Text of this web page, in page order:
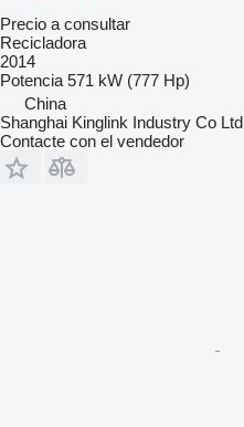
Precio a consultar
Recicladora
2014
Potencia 571 kW (777 Hp)
China
Shanghai Kinglink Industry Co Ltd
Contacte con el vendedor